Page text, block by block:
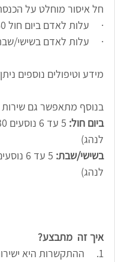
חל איסור מוחלט על
·     עלות לאדם ביום חול 260 ₪ כולל מע"מ תשלום ישירות למלון.
·     עלות לאדם בשישי/שבת 320 ₪ כולל מע"מ תשלום ישירות למלון
מידע וטיפולים נוספים
בנוסף מתאפשר גם
ביום חול:
לנהג)
בשישי/שבת:
לנהג)
איך זה  מתבצע?
1.     ההתקשרות היא ישירות בין הטייס והמלון. האיגוד אינו צד לעסקה.